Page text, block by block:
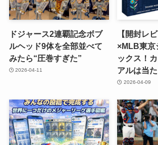
ドジャース2連覇記念ボブ
ルヘッド9体を全部並べて
みたら“圧巻すぎた”
2026-04-11
【開封レ
×MLB東京
ックス！
アルは当
2026-04-09